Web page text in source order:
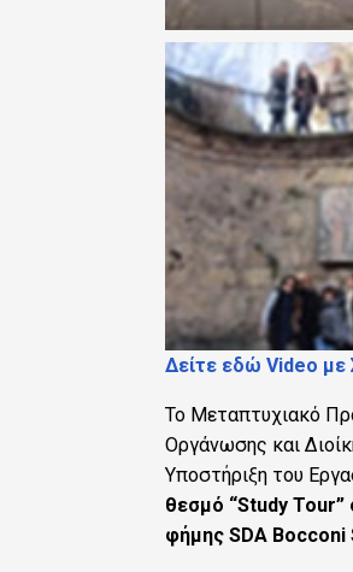
Δείτε εδώ Video με
Το Μεταπτυχιακό
Οργάνωσης και
Υποστήριξη του
θεσμό “Study Tour”
φήμης SDA Bocconi